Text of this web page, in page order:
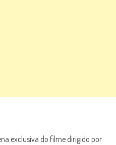
exclusiva do filme dirigido por